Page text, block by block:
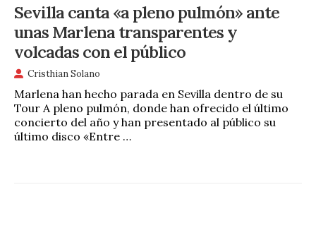
Sevilla canta «a pleno pulmón» ante
unas Marlena transparentes y
volcadas con el público
Cristhian Solano
Marlena han hecho parada en Sevilla dentro de su
Tour A pleno pulmón, donde han ofrecido el último
concierto del año y han presentado al público su
último disco «Entre …